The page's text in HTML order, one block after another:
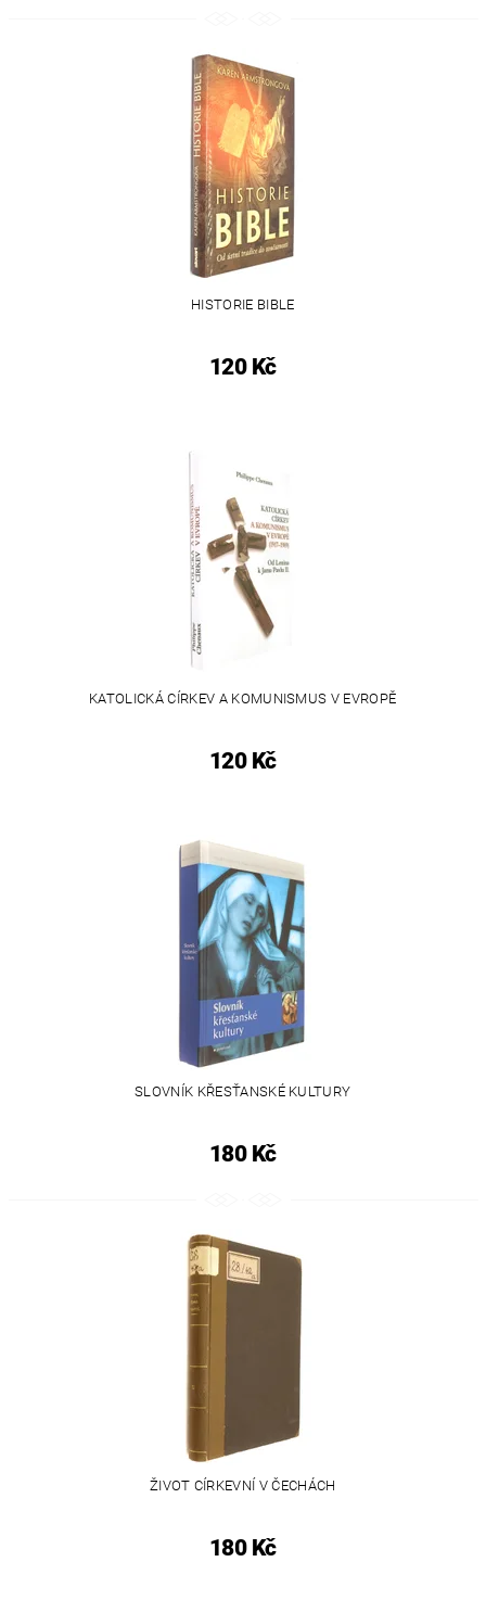
HISTORIE BIBLE
120 Kč
KATOLICKÁ CÍRKEV A KOMUNISMUS V EVROPĚ
120 Kč
SLOVNÍK KŘESŤANSKÉ KULTURY
180 Kč
ŽIVOT CÍRKEVNÍ V ČECHÁCH
180 Kč